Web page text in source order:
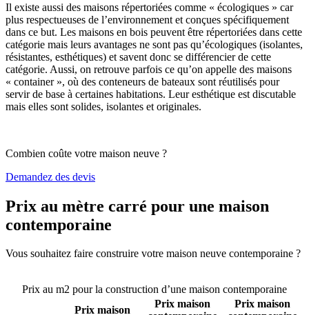
Il existe aussi des maisons répertoriées comme « écologiques » car
plus respectueuses de l’environnement et conçues spécifiquement
dans ce but. Les maisons en bois peuvent être répertoriées dans cette
catégorie mais leurs avantages ne sont pas qu’écologiques (isolantes,
résistantes, esthétiques) et savent donc se différencier de cette
catégorie. Aussi, on retrouve parfois ce qu’on appelle des maisons
« container », où des conteneurs de bateaux sont réutilisés pour
servir de base à certaines habitations. Leur esthétique est discutable
mais elles sont solides, isolantes et originales.
Combien coûte votre maison neuve ?
Demandez des devis
Prix au mètre carré pour une maison
contemporaine
Vous souhaitez faire construire votre maison neuve contemporaine ?
Prix au m2 pour la construction d’une maison contemporaine
Prix maison
Prix maison
Prix maison